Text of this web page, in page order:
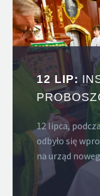
12 LIP:
12 lipca,
odbyło się
na urząd